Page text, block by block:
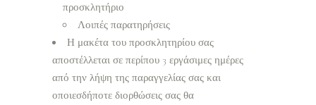
προσκλητήριο
Λοιπές παρατηρήσεις
Η μακέτα του προσκλητηρίου σας
αποστέλλεται σε περίπου 3 εργάσιμες ημέρες
από την λήψη της παραγγελίας σας και
οποιεσδήποτε διορθώσεις σας θα